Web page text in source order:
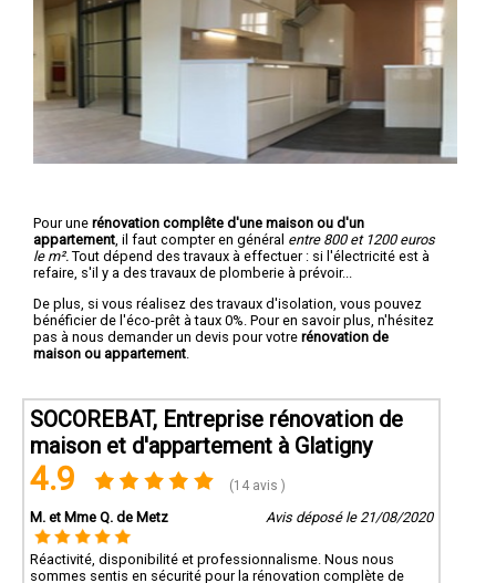
Pour une rénovation complête d'une maison ou d'un
appartement , il faut compter en général entre 800 et 1200 euros
le m². Tout dépend des travaux à effectuer : si l'électricité est à
refaire, s'il y a des travaux de plomberie à prévoir...
De plus, si vous réalisez des travaux d'isolation, vous pouvez
bénéficier de l'éco-prêt à taux 0%. Pour en savoir plus, n'hésitez
pas à nous demander un devis pour votre rénovation de
maison ou appartement
SOCOREBAT, Entreprise rénovation de
maison et d'appartement à Glatigny
4.9 (14 avis )
M. et Mme Q. de Metz Avis déposé le 21/08/2020
Réactivité, disponibilité et professionnalisme. Nous nous
sommes sentis en sécurité pour la rénovation complète de